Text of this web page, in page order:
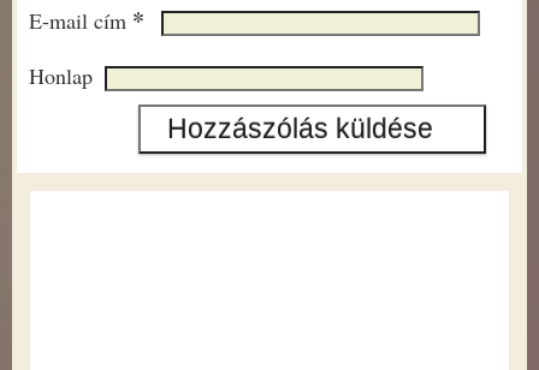
E-mail cím *
Honlap